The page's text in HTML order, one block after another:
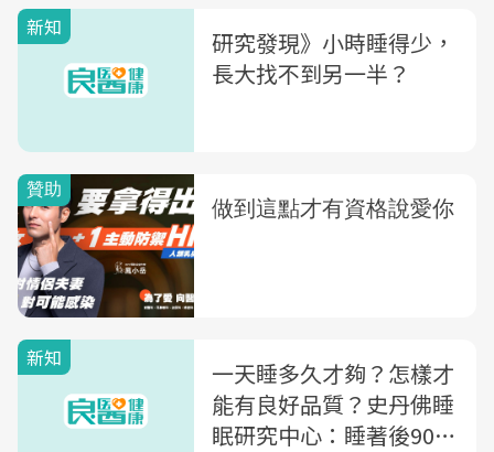
新知
研究發現》小時睡得少，
長大找不到另一半？
新知
一天睡多久才夠？怎樣才
能有良好品質？史丹佛睡
眠研究中心：睡著後90分